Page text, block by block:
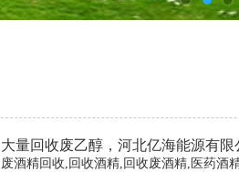
大量回收废乙醇，河北亿海能源有
废酒精回收,回收酒精,回收废酒精,医药酒